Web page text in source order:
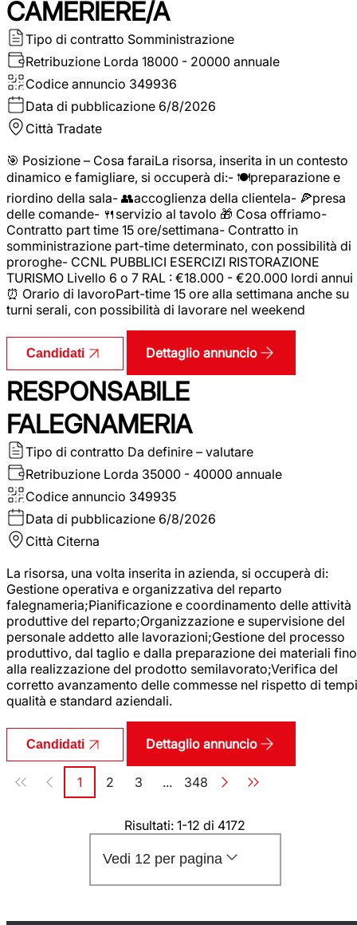
CAMERIERE/A
Tipo di contratto Somministrazione
Retribuzione Lorda 18000 - 20000 annuale
Codice annuncio 349936
Data di pubblicazione 6/8/2026
Città Tradate
🎯 Posizione – Cosa faraiLa risorsa, inserita in un contesto
dinamico e famigliare, si occuperà di:- 🍽️preparazione e
riordino della sala- 👥accoglienza della clientela- 🍕presa
delle comande- 🍴servizio al tavolo 🎁 Cosa offriamo-
Contratto part time 15 ore/settimana- Contratto in
somministrazione part-time determinato, con possibilità di
proroghe- CCNL PUBBLICI ESERCIZI RISTORAZIONE
TURISMO Livello 6 o 7 RAL : €18.000 - €20.000 lordi annui
⏰ Orario di lavoroPart-time 15 ore alla settimana anche su
turni serali, con possibilità di lavorare nel weekend
Candidati Dettaglio annuncio
RESPONSABILE
FALEGNAMERIA
Tipo di contratto Da definire – valutare
Retribuzione Lorda 35000 - 40000 annuale
Codice annuncio 349935
Data di pubblicazione 6/8/2026
Città Citerna
La risorsa, una volta inserita in azienda, si occuperà di:
Gestione operativa e organizzativa del reparto
falegnameria;Pianificazione e coordinamento delle attività
produttive del reparto;Organizzazione e supervisione del
personale addetto alle lavorazioni;Gestione del processo
produttivo, dal taglio e dalla preparazione dei materiali fino
alla realizzazione del prodotto semilavorato;Verifica del
corretto avanzamento delle commesse nel rispetto di
qualità e standard aziendali.
Candidati Dettaglio annuncio
Paginazione
Pagina
1 Pagina
2 Pagina
3 ... Pagina
348
Risultati: 1-12 di 4172
Vedi 12 per pagina